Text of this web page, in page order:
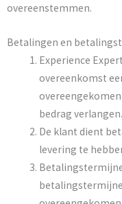
overeenstemmen.
Betalingen en
Experience
overeenkomst
overeengekomen
bedrag verlangen.
De klant dient
levering te